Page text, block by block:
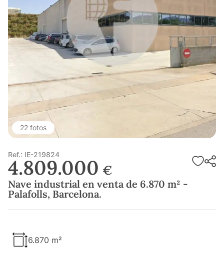
22 fotos
Ref.: IE-219824
4.809.000 €
Nave industrial en venta de 6.870 m² -
Palafolls, Barcelona.
6.870 m²